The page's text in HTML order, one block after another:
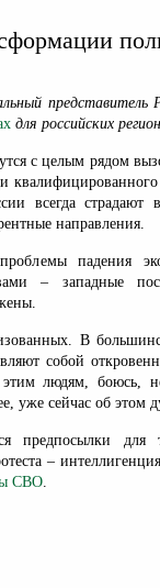
для российских
с целым рядом
всегда страдают
направления.
падения
– западные
В
собой
людям, боюсь,
уже сейчас об этом
предпосылки для
–
СВО.